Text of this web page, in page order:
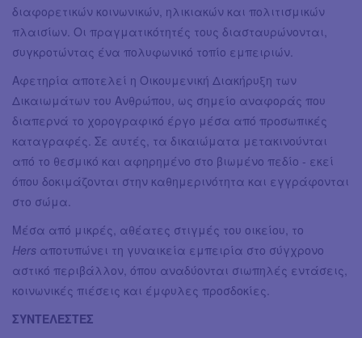
διαφορετικών κοινωνικών, ηλικιακών και πολιτισμικών
πλαισίων. Οι πραγματικότητές τους διασταυρώνονται,
συγκροτώντας ένα πολυφωνικό τοπίο εμπειριών.
Αφετηρία αποτελεί η Οικουμενική Διακήρυξη των
Δικαιωμάτων του Ανθρώπου, ως σημείο αναφοράς που
διαπερνά το χορογραφικό έργο μέσα από προσωπικές
καταγραφές. Σε αυτές, τα δικαιώματα μετακινούνται
από το θεσμικό και αφηρημένο στο βιωμένο πεδίο - εκεί
όπου δοκιμάζονται στην καθημερινότητα και εγγράφονται
στο σώμα.
Μέσα από μικρές, αθέατες στιγμές του οικείου, το
Hers αποτυπώνει τη γυναικεία εμπειρία στο σύγχρονο
αστικό περιβάλλον, όπου αναδύονται σιωπηλές εντάσεις,
κοινωνικές πιέσεις και έμφυλες προσδοκίες.
ΣΥΝΤΕΛΕΣΤΕΣ